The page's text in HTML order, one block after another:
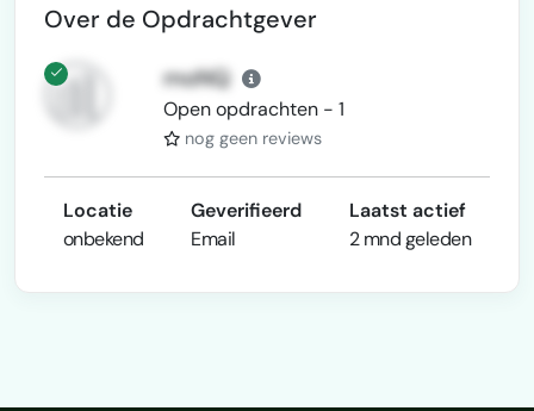
Over de Opdrachtgever
moNQ
Open opdrachten - 1
nog geen reviews
Locatie
onbekend
Geverifieerd
Email
Laatst actief
2 mnd geleden